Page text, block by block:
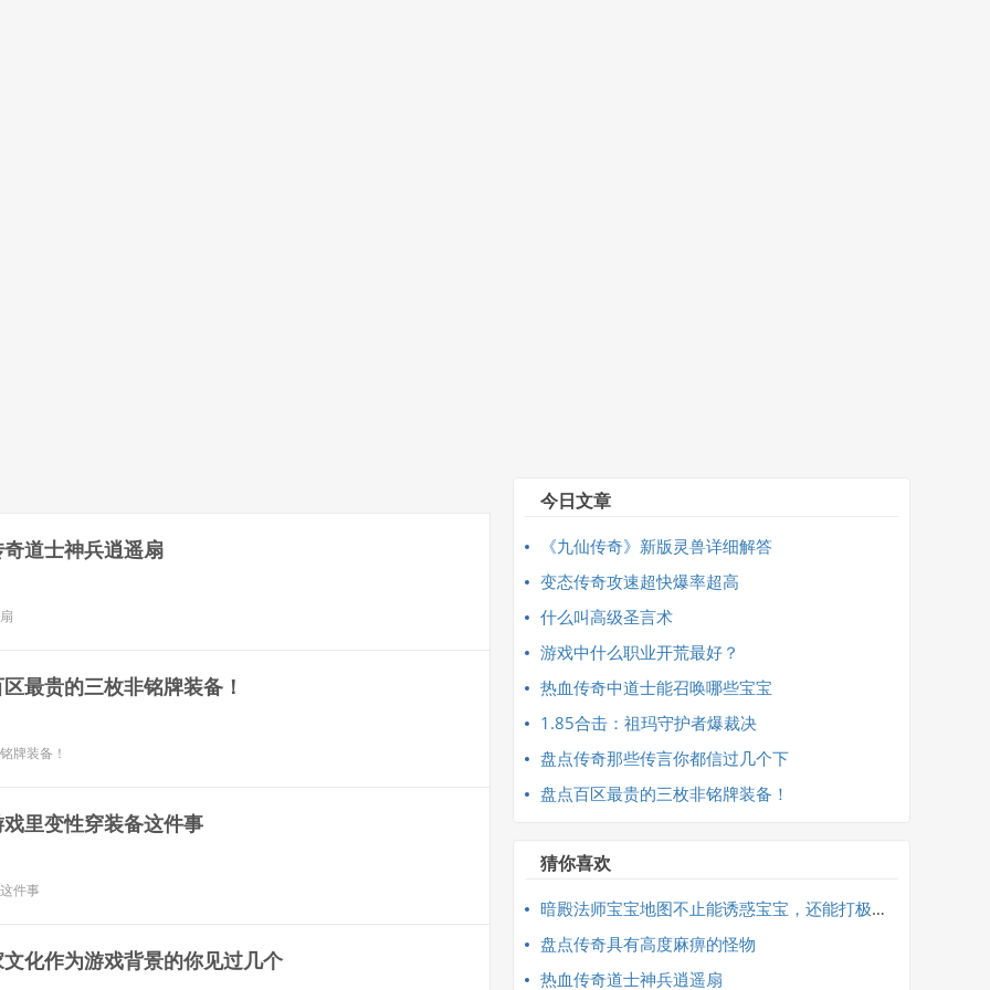
道士神兵逍遥扇
最贵的三枚非铭牌装备！
牌装备！
里变性穿装备这件事
件事
化作为游戏背景的你见过几个
今日文章
《九仙传奇》新版灵兽详细解答
变态传奇攻速超快爆率超高
什么叫高级圣言术
游戏中什么职业开荒最好？
热血传奇中道士能召唤哪些宝宝
1.85合击：祖玛守护者爆裁决
盘点传奇那些传言你都信过几个下
盘点百区最贵的三枚非铭牌装备！
猜你喜欢
暗殿法师宝宝地图不止能诱惑宝宝，还能打极品装备
盘点传奇具有高度麻痹的怪物
热血传奇道士神兵逍遥扇